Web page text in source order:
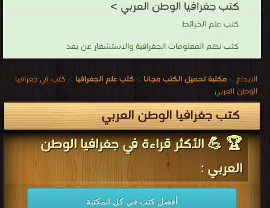
كتب جغرافيا الوطن العربي >
كتب علم الخرائط
كتب نظم المعلومات الجغرافية والاستشعار عن بعد
الابداع > مكتبة تحميل الكتب مجانا > كتب علم الجغرافيا > كتب في جغرافيا
الوطن العربي
كتب جغرافيا الوطن العربي
🏆 💪 الأكثر قراءة في جغرافيا الوطن
العربي :
أفضل كتب في كل المكتبة